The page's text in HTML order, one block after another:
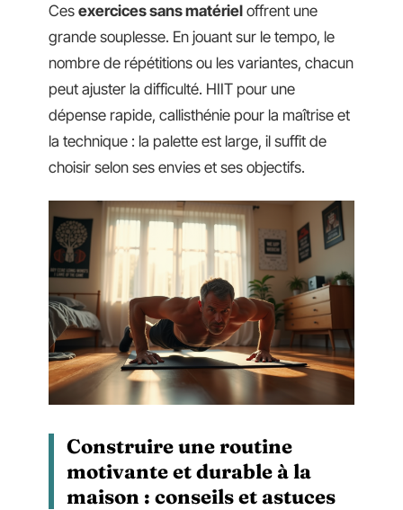
Ces exercices sans matériel offrent une
grande souplesse. En jouant sur le tempo, le
nombre de répétitions ou les variantes, chacun
peut ajuster la difficulté. HIIT pour une
dépense rapide, callisthénie pour la maîtrise et
la technique : la palette est large, il suffit de
choisir selon ses envies et ses objectifs.
Construire une routine
motivante et durable à la
maison : conseils et astuces